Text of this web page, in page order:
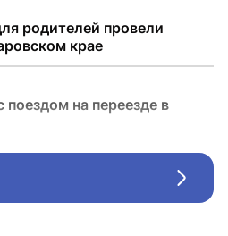
родителей провели
крае
поездом на переезде в